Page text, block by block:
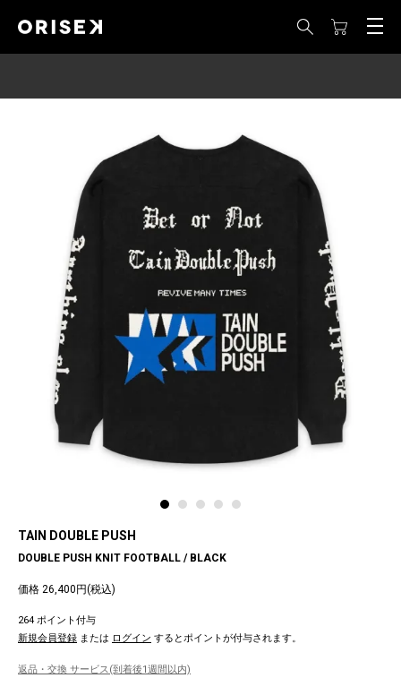
TAIN DOUBLE PUSH
DOUBLE PUSH KNIT FOOTBALL / BLACK
価格 26,400円(税込)
264 ポイント付与
新規会員登録 または ログイン するとポイントが付与されます。
返品・交換 サービス(到着後1週間以内)